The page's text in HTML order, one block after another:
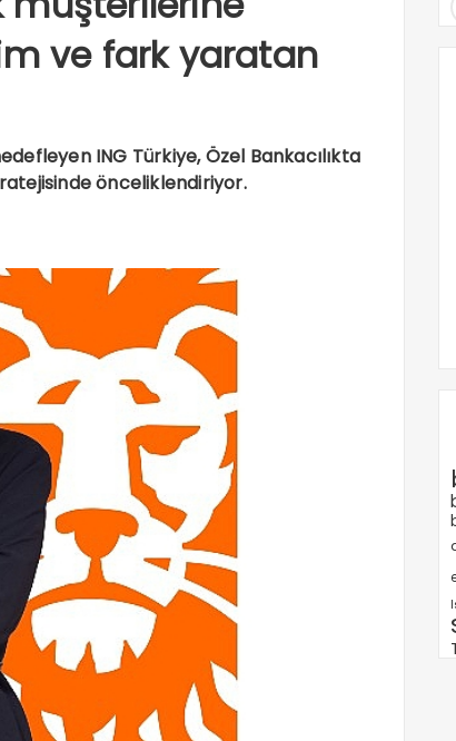
ve fark yaratan
ING Türkiye, Özel Bankacılıkta
önceliklendiriyor.